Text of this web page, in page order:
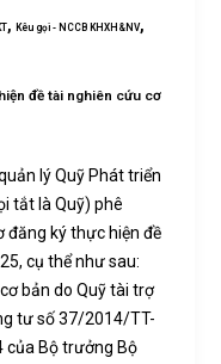
, Kêu gọi - NCCB KHXH&NV,
đề tài nghiên cứu cơ
lý Quỹ Phát triển
tắt là Quỹ) phê
đăng ký thực hiện đề
cụ thể như sau:
bản do Quỹ tài trợ
tư số 37/2014/TT-
của Bộ trưởng Bộ